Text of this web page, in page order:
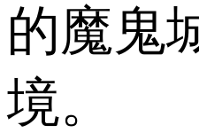
的魔鬼
境。